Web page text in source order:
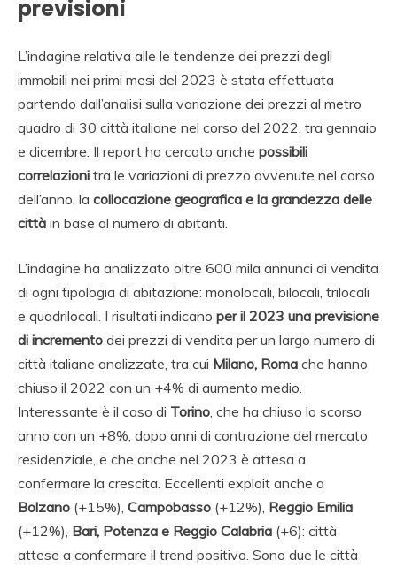
previsioni
L’indagine relativa alle le tendenze dei prezzi degli
immobili nei primi mesi del 2023 è stata effettuata
partendo dall’analisi sulla variazione dei prezzi al metro
quadro di 30 città italiane nel corso del 2022, tra gennaio
e dicembre. Il report ha cercato anche possibili
correlazioni tra le variazioni di prezzo avvenute nel corso
dell’anno, la collocazione geografica e la grandezza delle
città in base al numero di abitanti.
L’indagine ha analizzato oltre 600 mila annunci di vendita
di ogni tipologia di abitazione: monolocali, bilocali, trilocali
e quadrilocali. I risultati indicano per il 2023 una previsione
di incremento dei prezzi di vendita per un largo numero di
città italiane analizzate, tra cui Milano, Roma che hanno
chiuso il 2022 con un +4% di aumento medio.
Interessante è il caso di Torino , che ha chiuso lo scorso
anno con un +8%, dopo anni di contrazione del mercato
residenziale, e che anche nel 2023 è attesa a
confermare la crescita. Eccellenti exploit anche a
Bolzano (+15%), Campobasso (+12%), Reggio Emilia
(+12%), Bari, Potenza e Reggio Calabria (+6): città
attese a confermare il trend positivo. Sono due le città